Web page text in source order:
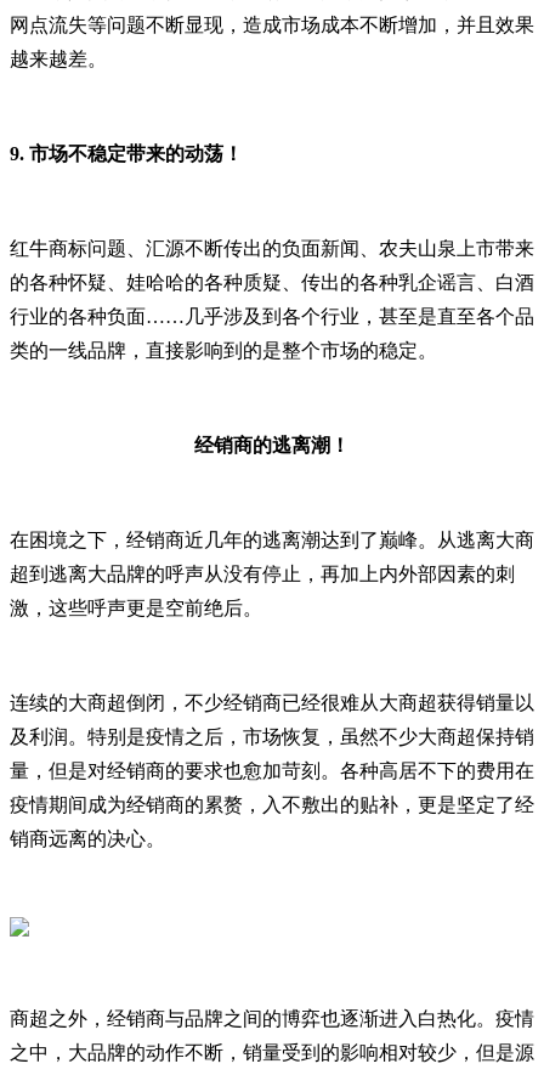
网点流失等问题不断显现，造成市场成本不断增加，并且效果
越来越差。
9. 市场不稳定带来的动荡！
红牛商标问题、汇源不断传出的负面新闻、农夫山泉上市带来
的各种怀疑、娃哈哈的各种质疑、传出的各种乳企谣言、白酒
行业的各种负面……几乎涉及到各个行业，甚至是直至各个品
类的一线品牌，直接影响到的是整个市场的稳定。
经销商的逃离潮！
在困境之下，经销商近几年的逃离潮达到了巅峰。从逃离大商
超到逃离大品牌的呼声从没有停止，再加上内外部因素的刺
激，这些呼声更是空前绝后。
连续的大商超倒闭，不少经销商已经很难从大商超获得销量以
及利润。特别是疫情之后，市场恢复，虽然不少大商超保持销
量，但是对经销商的要求也愈加苛刻。各种高居不下的费用在
疫情期间成为经销商的累赘，入不敷出的贴补，更是坚定了经
销商远离的决心。
商超之外，经销商与品牌之间的博弈也逐渐进入白热化。疫情
之中，大品牌的动作不断，销量受到的影响相对较少，但是源